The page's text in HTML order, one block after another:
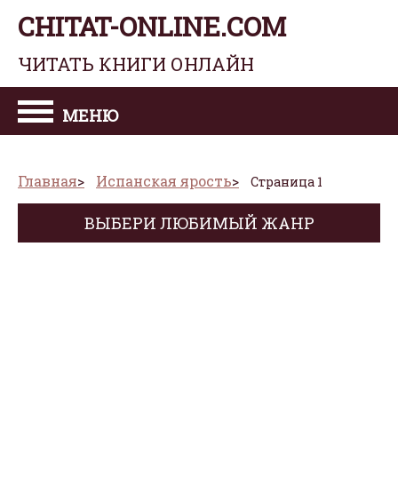
CHITAT-ONLINE.COM
ЧИТАТЬ КНИГИ ОНЛАЙН
МЕНЮ
Главная Испанская ярость Страница 1
ВЫБЕРИ ЛЮБИМЫЙ ЖАНР